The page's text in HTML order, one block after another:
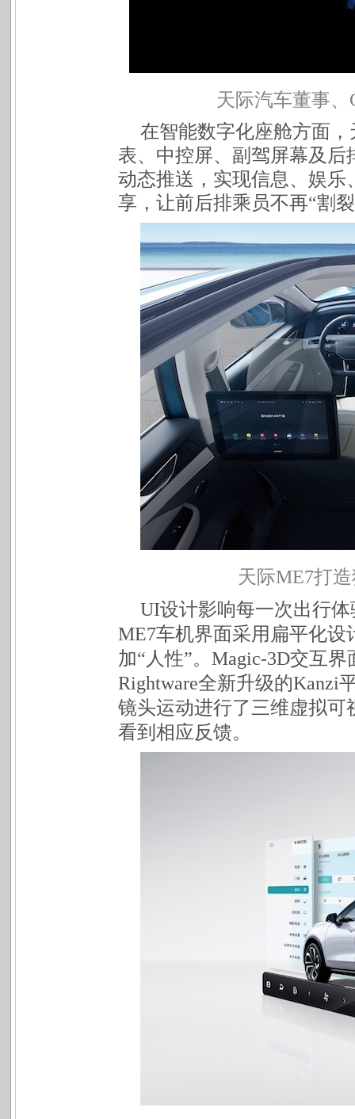
天际汽车董事
在智能数字化座舱方面
表、中控屏、副驾屏幕及
动态推送，实现信息、娱
享，让前后排乘员不再“割
天际ME7打
UI设计影响每一次出行
ME7车机界面采用扁平化
加“人性”。Magic-3D交互
Rightware全新升级的Kanzi
镜头运动进行了三维虚拟
看到相应反馈。